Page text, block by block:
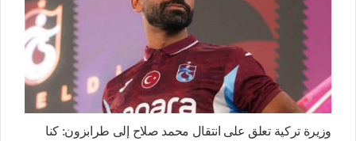
وزيرة تركية تعلق على انتقال محمد صلاح إلى طرابزون: كنا